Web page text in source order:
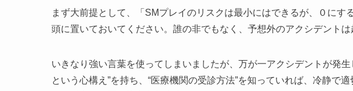
まず大前提として、「SMプレイのリスクは最小にはできるが、０にす
頭に置いておいてください。誰の非でもなく、予想外のアクシデントは
いきなり強い言葉を使ってしまいましたが、万が一アクシデントが発
という心構え”を持ち、“医療機関の受診方法”を知っていれば、冷静で